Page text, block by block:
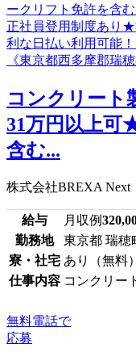
コンクリート
31万円以上可
含む...
株式会社BREXA Next
給与 月収例
勤務地
東京都 瑞穂
寮・社宅 あり（無料）
仕事内容 コンクリー
無料電話で
応募